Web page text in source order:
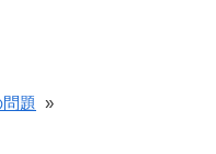
題 »